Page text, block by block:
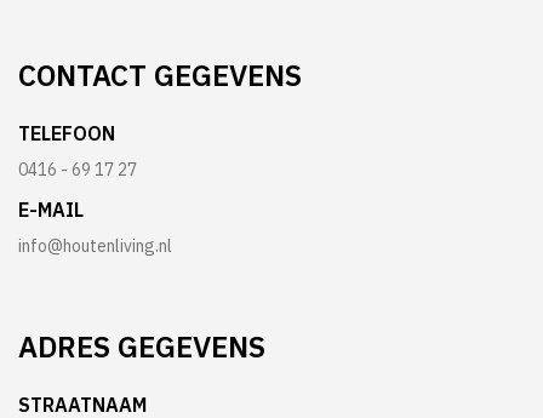
CONTACT GEGEVENS
TELEFOON
0416 - 69 17 27
E-MAIL
info@houtenliving.nl
ADRES GEGEVENS
STRAATNAAM